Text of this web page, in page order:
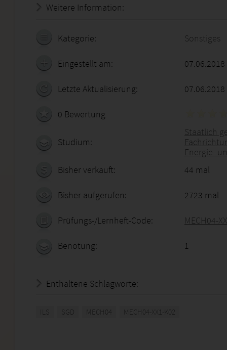
Weitere Information:
Kategorie: Sonstiges
Eingestellt am:
Letzte Aktualisierung: 07.06.2018
0 Bewertung
Studium:
Staatlich
Energie-
Bisher verkauft:
44 mal
Bisher aufgerufen: 2723 mal
Prüfungs-/Lernheft-Code: MECH04-
Benotung: 1
Enthaltene Schlagworte:
ILS SGD MECH04 MECH04-XX1-K02